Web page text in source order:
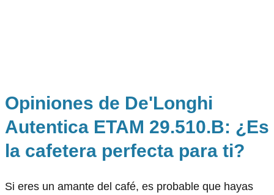
Opiniones de De'Longhi
Autentica ETAM 29.510.B: ¿Es
la cafetera perfecta para ti?
Si eres un amante del café, es probable que hayas